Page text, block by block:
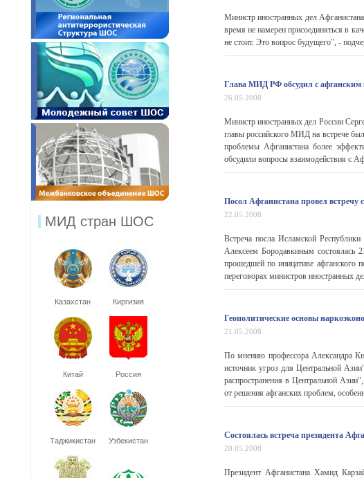
МИД стран ШОС
Казахстан Киргизия
Китай Россия
Таджикистан Узбекистан
Министр иностранных дел
время не намерен присоединяться в
не стоит. Это вопрос будущего", -
Глава МИД РФ обсудил с
26.05.2008
Министр иностранных дел России
главы российского МИД на встрече
проблемы Афганистана более
обсудили вопросы взаимодействия с
Посол Афганистана провел
22.05.2008
Встреча посла Исламской
Алексеем Бородавкиным состоялась
прошедшей по иницативе афганского
переговорах министров иностранных
Геополитические основы
21.05.2008
По мнению профессора Александра
источник угроз для Центральной
распространения в Центральной
от решения афганских проблем,
Состоялась встреча президента
20.05.2008
Президент Афганистана Хамид